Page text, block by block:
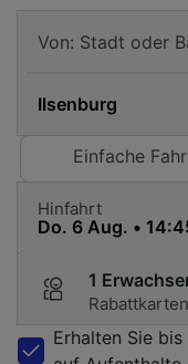
Einfache
Hinfahrt
1
Erhalten Sie